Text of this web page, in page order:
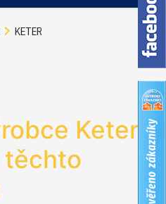
KETER
Keter
těchto